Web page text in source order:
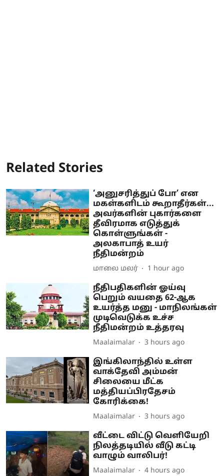
Related Stories
‘அனுசரித்துப் போ’ என
மகள்களிடம் கூறாதீர்கள்...
அவர்களின் புகார்களை
தீவிரமாக எடுத்துக்
கொள்ளுங்கள் -
அலகாபாத் உயர்
நீதிமன்றம்
மாலை மலர் 1 hour ago
நீதிபதிகளின் ஓய்வு
பெறும் வயதை 62-ஆக
உயர்த்த மனு - மாநிலங்கள்
முடிவெடுக்க உச்ச
நீதிமன்றம் உத்தரவு
Maalaimalar 3 hours ago
இங்கிலாந்தில் உள்ள
வாக்தேவி அம்மன்
சிலையை மீட்க
மத்தியப்பிரதேசம்
கோரிக்கை!
Maalaimalar 3 hours ago
வீட்டை விட்டு வெளியேறி
நிலத்தடியில் வீடு கட்டி
வாழும் வாலிபர்!
Maalaimalar 4 hours ago